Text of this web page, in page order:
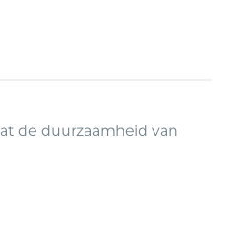
de duurzaamheid van